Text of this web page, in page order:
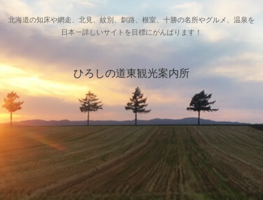
北海道の知床や網走、北見、紋別、釧路、根室、十勝の名所やグルメ、温泉を
日本一詳しいサイトを目標にがんばります！
ひろしの道東観光案内所